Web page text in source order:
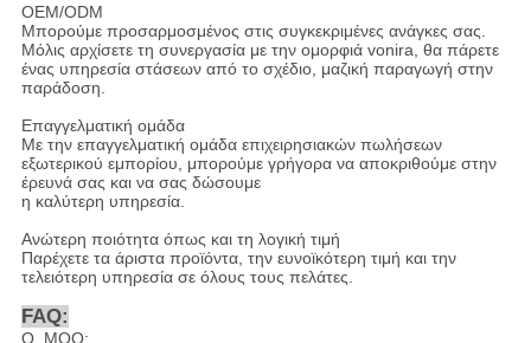
OEM/ODM
Μπορούμε προσαρμοσμένος στις συγκεκριμένες ανάγκες σας.
Μόλις αρχίσετε τη συνεργασία με την ομορφιά vonira, θα πάρετε
ένας υπηρεσία στάσεων από το σχέδιο, μαζική παραγωγή στην
παράδοση.
Επαγγελματική ομάδα
Με την επαγγελματική ομάδα επιχειρησιακών πωλήσεων
εξωτερικού εμπορίου, μπορούμε γρήγορα να αποκριθούμε στην
έρευνά σας και να σας δώσουμε
η καλύτερη υπηρεσία.
Ανώτερη ποιότητα όπως και τη λογική τιμή
Παρέχετε τα άριστα προϊόντα, την ευνοϊκότερη τιμή και την
τελειότερη υπηρεσία σε όλους τους πελάτες.
FAQ:
Q. MOQ;